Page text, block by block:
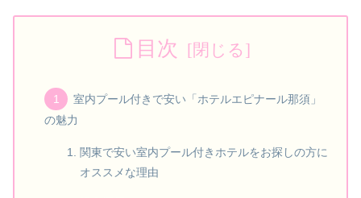
目次
室内プール付きで安い「ホテルエピナール那須」
の魅力
関東で安い室内プール付きホテルをお探しの方に
オススメな理由